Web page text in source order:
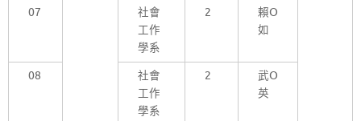
07
社會
工作
學系
2
賴O
如
08
社會
工作
學系
2
武O
英